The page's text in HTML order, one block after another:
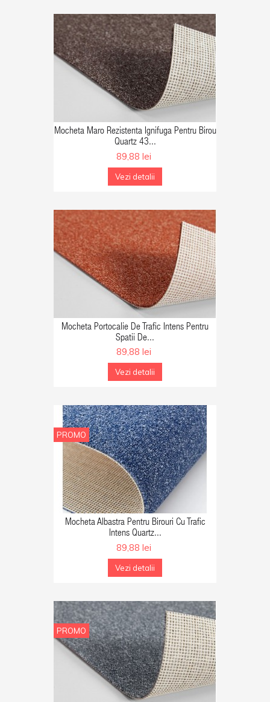
Mocheta Maro Rezistenta Ignifuga Pentru Birou
Quartz 43...
89,88 lei
Vezi detalii
Mocheta Portocalie De Trafic Intens Pentru
Spatii De...
89,88 lei
Vezi detalii
PROMO
Mocheta Albastra Pentru Birouri Cu Trafic
Intens Quartz...
89,88 lei
Vezi detalii
PROMO